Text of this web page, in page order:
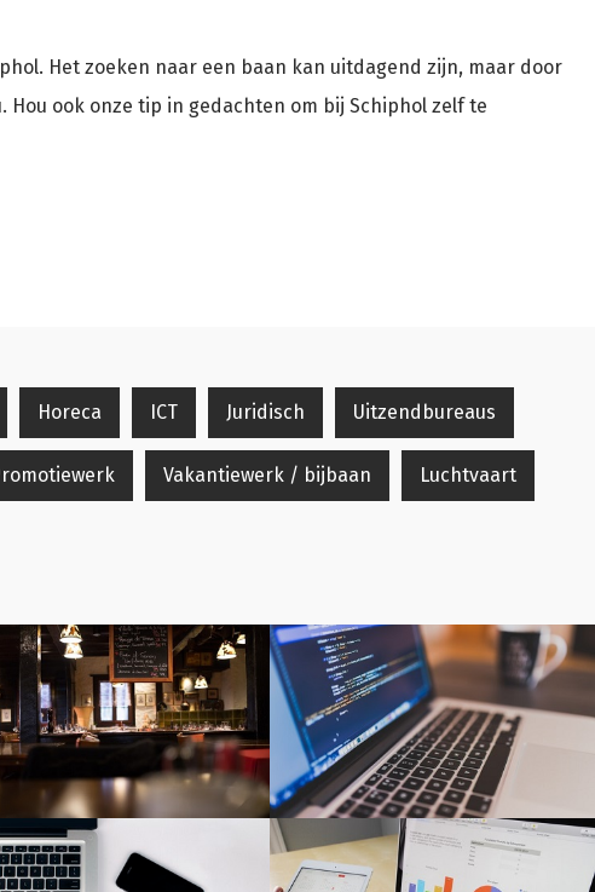
Het zoeken naar een baan kan uitdagend zijn, maar door
ook onze tip in gedachten om bij Schiphol zelf te
Horeca ICT Juridisch Uitzendbureaus
Vakantiewerk / bijbaan Luchtvaart